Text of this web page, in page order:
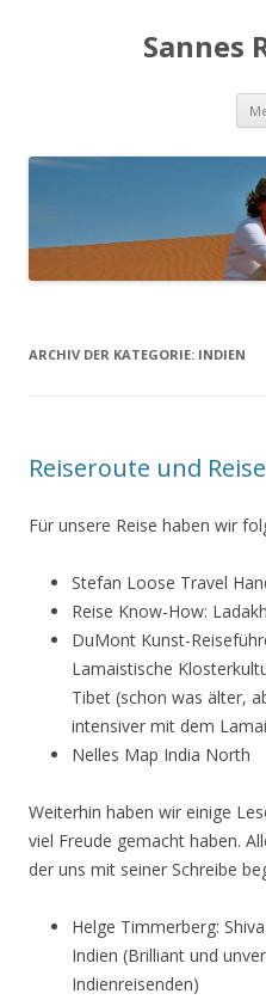
Sannes
ARCHIV DER KATEGORIE: INDIEN
Reiseroute und
Für unsere Reise haben wir
Stefan Loose Travel
Reise Know-How:
DuMont Kunst-
Lamaistische
Tibet (schon was älter,
intensiver mit dem
Nelles Map India North
Weiterhin haben wir einige
viel Freude gemacht haben.
der uns mit seiner Schreibe
Helge Timmerberg:
Indien (Brilliant und
Indienreisenden)